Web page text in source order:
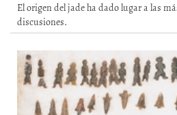
El origen del jade ha dado lugar a las
discusiones.